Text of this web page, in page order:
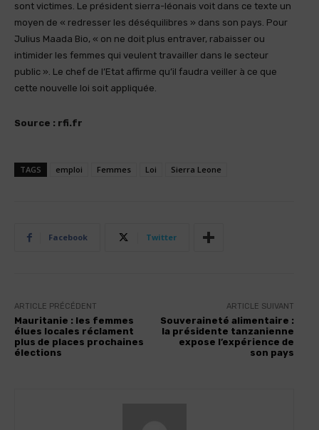
sont victimes. Le président sierra-léonais voit dans ce texte un
moyen de « redresser les déséquilibres » dans son pays. Pour
Julius Maada Bio, « on ne doit plus entraver, rabaisser ou
intimider les femmes qui veulent travailler dans le secteur
public ». Le chef de l’Etat affirme qu’il faudra veiller à ce que
cette nouvelle loi soit appliquée.
Source : rfi.fr
TAGS emploi Femmes Loi Sierra Leone
Facebook Twitter
ARTICLE PRÉCÉDENT
Mauritanie : les femmes
élues locales réclament
plus de places prochaines
élections
ARTICLE SUIVANT
Souveraineté alimentaire :
la présidente tanzanienne
expose l’expérience de
son pays